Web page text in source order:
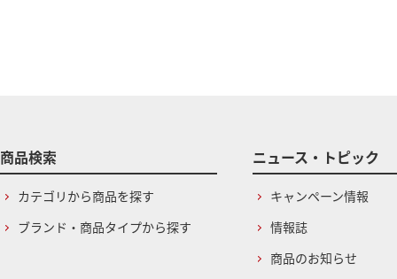
商品検索
カテゴリから商品を探す
ブランド・商品タイプから探す
ニュース・トピック
キャンペーン情報
情報誌
商品のお知らせ